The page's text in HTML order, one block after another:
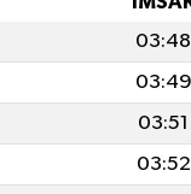
03:48
03:49
03:51
03:52